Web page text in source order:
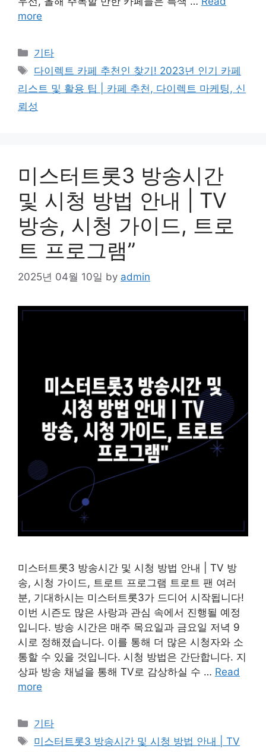
more
Categories
기타
Tags
다이렉트 카페 추천인 찾기! 2023년 인기 카페
리스트 및 활용 팁 | 카페 추천, 다이렉트 마케팅, 신
뢰성
미스터트롯3 방송시간
및 시청 방법 안내 | TV
방송, 시청 가이드, 트로
트 프로그램”
2025년 04월 10일 by admin
미스터트롯3 방송시간 및 시청 방법 안내 | TV 방
송, 시청 가이드, 트로트 프로그램 트로트 팬 여러
분, 기대하시는 미스터트롯3가 드디어 시작됩니다!
이번 시즌도 많은 사랑과 관심 속에서 진행될 예정
입니다. 방송 시간은 매주 목요일과 금요일 저녁 9
시로 정해졌습니다. 이를 통해 더 많은 시청자와 소
통할 수 있을 것입니다. 시청 방법은 간단합니다. 지
상파 방송 채널을 통해 TV로 감상하실 수 … Read
more
Categories
기타
Tags
미스터트롯3 방송시간 및 시청 방법 안내 | TV